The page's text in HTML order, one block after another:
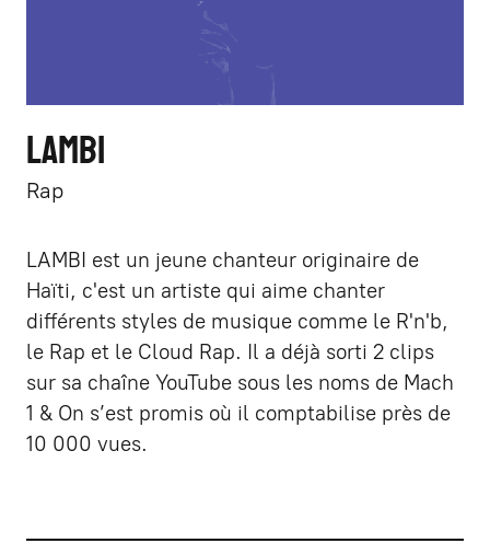
LAMBI
Rap
LAMBI est un jeune chanteur originaire de
Haïti, c'est un artiste qui aime chanter
différents styles de musique comme le R'n'b,
le Rap et le Cloud Rap. Il a déjà sorti 2 clips
sur sa chaîne YouTube sous les noms de Mach
1 & On s’est promis où il comptabilise près de
10 000 vues.